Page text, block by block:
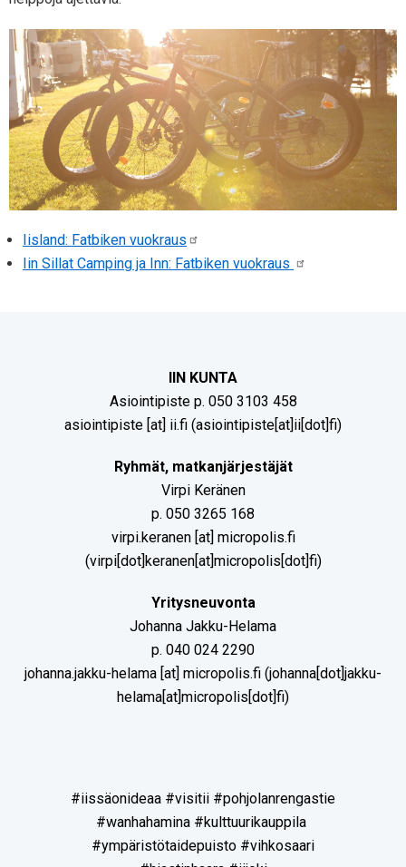
Iisland: Fatbiken vuokraus
Iin Sillat Camping ja Inn: Fatbiken vuokraus
IIN KUNTA
Asiointipiste p. 050 3103 458
asiointipiste [at] ii.fi (asiointipiste[at]ii[dot]fi)
Ryhmät, matkanjärjestäjät
Virpi Keränen
p. 050 3265 168
virpi.keranen[at] micropolis.fi
(virpi[dot]keranen[at]micropolis[dot]fi)
Yritysneuvonta
Johanna Jakku-Helama
p. 040 024 2290
johanna.jakku-helama [at] micropolis.fi (johanna[dot]jakku-
helama[at]micropolis[dot]fi)
#iissäonideaa #visitii #pohjolanrengastie
#wanhahamina #kulttuurikauppila
#ympäristötaidepuisto #vihkosaari